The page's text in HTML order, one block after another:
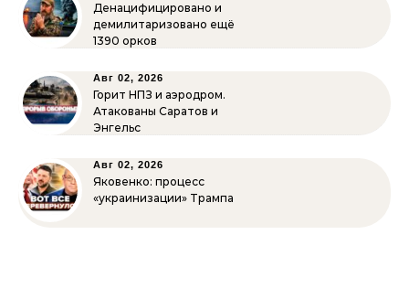
Денацифицировано и
демилитаризовано ещё
1390 орков
Авг 02, 2026
Горит НПЗ и аэродром.
Атакованы Саратов и
Энгельс
Авг 02, 2026
Яковенко: процесс
«украинизации» Трампа